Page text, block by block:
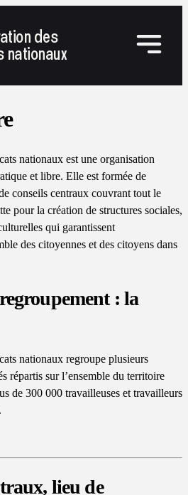
des
nationaux est une organisation
et libre. Elle est formée de
conseils centraux couvrant tout le
pour la création de structures sociales,
qui garantissent
des citoyennes et des citoyens dans
: la
nationaux regroupe plusieurs
répartis sur l’ensemble du territoire
de 300 000 travailleuses et travailleurs
lieu de